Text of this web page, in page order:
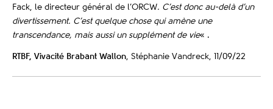
Fack, le directeur général de l’ORCW. C’est donc au-delà d’un
divertissement. C’est quelque chose qui amène une
transcendance, mais aussi un supplément de vie« .
RTBF, Vivacité Brabant Wallon, Stéphanie Vandreck, 11/09/22